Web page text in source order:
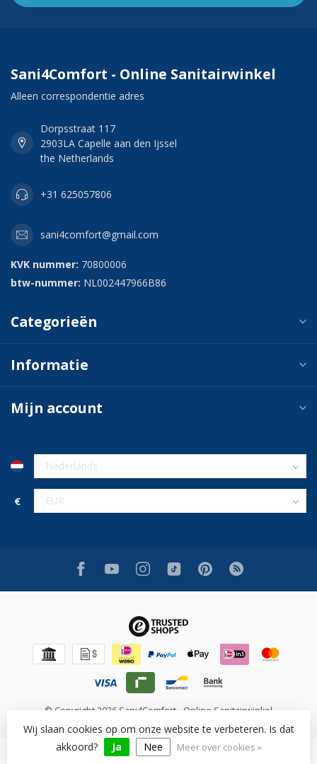
Sani4Comfort - Online Sanitairwinkel
Alleen correspondentie adres
Dorpsstraat 117
2903LA Capelle aan den Ijssel
the Netherlands
+31 625057806
sani4comfort@gmail.com
KVK nummer: 70800006
btw-nummer: NL002447966B86
Categorieën
Informatie
Mijn account
€
© Copyright 2026 Sani4Comfort - Online Sanitairwinkel
Beoordeling op [review_system] voor [shop_name]: [rating]/10
Wij slaan cookies op om onze website te verbeteren. Is dat
akkoord?
Ja Nee Meer over cookies »